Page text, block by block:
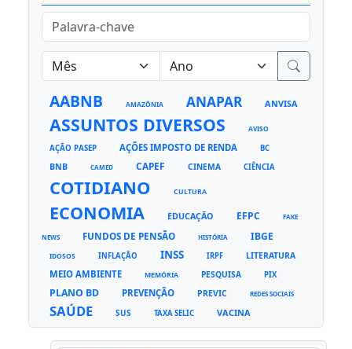
AABNB AMAZÔNIA ANAPAR ANVISA
ASSUNTOS DIVERSOS AVISO
AÇÃO PASEP AÇÕES IMPOSTO DE RENDA BC
BNB CAMED CAPEF CINEMA CIÊNCIA
COTIDIANO CULTURA
ECONOMIA EDUCAÇÃO EFPC FAKE
NEWS FUNDOS DE PENSÃO HISTÓRIA IBGE
IDOSOS INFLAÇÃO INSS IRPF LITERATURA
MEIO AMBIENTE MEMÓRIA PESQUISA PIX
PLANO BD PREVENÇÃO PREVIC REDES SOCIAIS
SAÚDE SUS TAXA SELIC VACINA